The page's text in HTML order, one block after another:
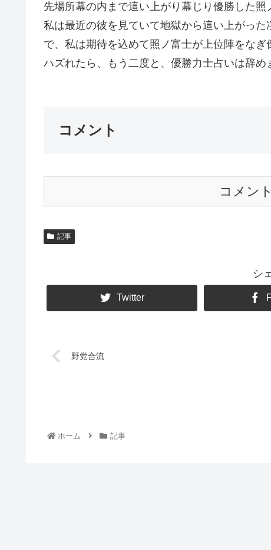
先場所幕の内まで這い上がり幕じり優勝した照
私は最近の彼を見ていて地獄から這い上がった
で、私は期待を込めて照ノ富士が上位陣をなぎ
ハズれたら、もう二度と、優勝力士占いは辞め
コメント
コメン
記事
シ
Twitter
野党合流
ホーム 記事